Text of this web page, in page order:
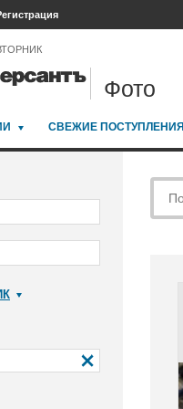
Фото
СВЕЖИЕ ПОСТУПЛЕНИЯ